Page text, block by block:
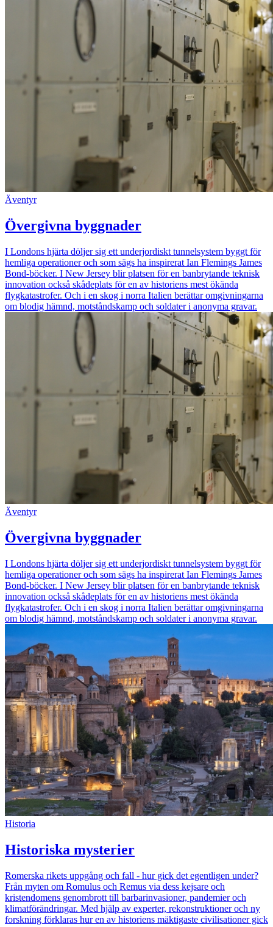
Äventyr
Övergivna byggnader
I Londons hjärta döljer sig ett underjordiskt tunnelsystem byggt för
hemliga operationer och som sägs ha inspirerat Ian Flemings James
Bond-böcker. I New Jersey blir platsen för en banbrytande teknisk
innovation också skådeplats för en av historiens mest ökända
flygkatastrofer. Och i en skog i norra Italien berättar omgivningarna
om blodig hämnd, motståndskamp och soldater i anonyma gravar.
Äventyr
Övergivna byggnader
I Londons hjärta döljer sig ett underjordiskt tunnelsystem byggt för
hemliga operationer och som sägs ha inspirerat Ian Flemings James
Bond-böcker. I New Jersey blir platsen för en banbrytande teknisk
innovation också skådeplats för en av historiens mest ökända
flygkatastrofer. Och i en skog i norra Italien berättar omgivningarna
om blodig hämnd, motståndskamp och soldater i anonyma gravar.
Historia
Historiska mysterier
Romerska rikets uppgång och fall - hur gick det egentligen under?
Från myten om Romulus och Remus via dess kejsare och
kristendomens genombrott till barbarinvasioner, pandemier och
klimatförändringar. Med hjälp av experter, rekonstruktioner och ny
forskning förklaras hur en av historiens mäktigaste civilisationer gick